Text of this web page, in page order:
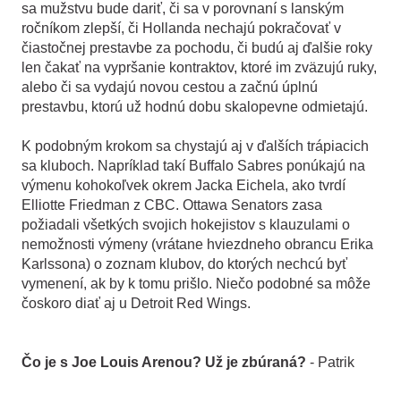
sa mužstvu bude dariť, či sa v porovnaní s lanským
ročníkom zlepší, či Hollanda nechajú pokračovať v
čiastočnej prestavbe za pochodu, či budú aj ďalšie roky
len čakať na vypršanie kontraktov, ktoré im zväzujú ruky,
alebo či sa vydajú novou cestou a začnú úplnú
prestavbu, ktorú už hodnú dobu skalopevne odmietajú.
K podobným krokom sa chystajú aj v ďalších trápiacich
sa kluboch. Napríklad takí Buffalo Sabres ponúkajú na
výmenu kohokoľvek okrem Jacka Eichela, ako tvrdí
Elliotte Friedman z CBC. Ottawa Senators zasa
požiadali všetkých svojich hokejistov s klauzulami o
nemožnosti výmeny (vrátane hviezdneho obrancu Erika
Karlssona) o zoznam klubov, do ktorých nechcú byť
vymenení, ak by k tomu prišlo. Niečo podobné sa môže
čoskoro diať aj u Detroit Red Wings.
Čo je s Joe Louis Arenou? Už je zbúraná? - Patrik